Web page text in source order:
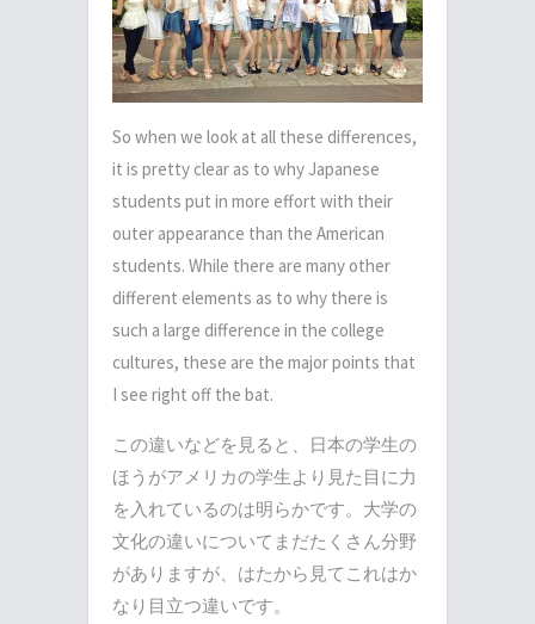
So when we look at all these differences,
it is pretty clear as to why Japanese
students put in more effort with their
outer appearance than the American
students. While there are many other
different elements as to why there is
such a large difference in the college
cultures, these are the major points that
I see right off the bat.
この違いなどを見ると、日本の学生の
ほうがアメリカの学生より見た目に力
を入れているのは明らかです。大学の
文化の違いについてまだたくさん分野
がありますが、はたから見てこれはか
なり目立つ違いです。